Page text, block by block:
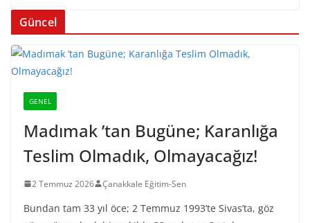
Güncel
GENEL
Madımak ’tan Bugüne; Karanlığa
Teslim Olmadık, Olmayacağız!
2 Temmuz 2026 Çanakkale Eğitim-Sen
Bundan tam 33 yıl öce; 2 Temmuz 1993’te Sivas’ta, göz